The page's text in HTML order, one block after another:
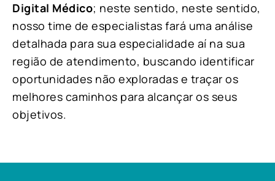
Digital Médico; neste sentido, neste sentido,
nosso time de especialistas fará uma análise
detalhada para sua especialidade aí na sua
região de atendimento, buscando identificar
oportunidades não exploradas e traçar os
melhores caminhos para alcançar os seus
objetivos.